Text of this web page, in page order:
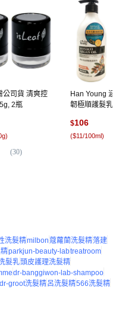
公司貨 清爽控
2瓶
)
(30)
Han Young 涵
韌極順護髮乳,
$106
($11/100ml)
洗髮精milbon蔻蘿蘭洗髮精落建
parkjun-beauty-labtreatroom
髮乳頭皮護理洗髮精
dr-banggiwon-lab-shampoo
dr-groot洗髮精呂洗髮精566洗髮精